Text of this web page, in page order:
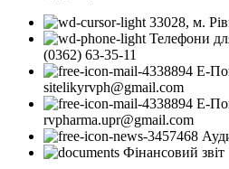
33028, м.
Телефони
(0362) 63-35-11
Е-
sitelikyrvph@gmail.com
Е-
rvpharma.upr@gmail.com
Фінансовий звіт